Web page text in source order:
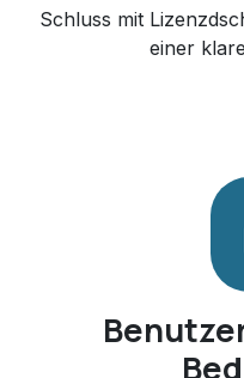
Schluss mit
einer